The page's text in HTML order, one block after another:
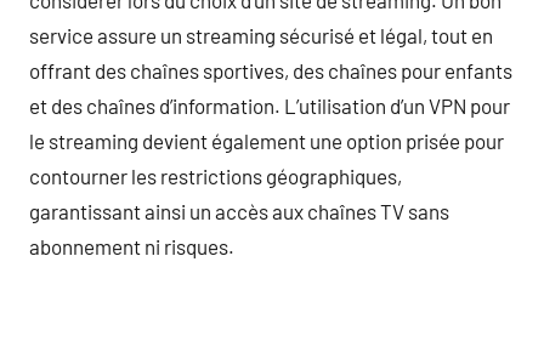
service assure un streaming sécurisé et légal, tout en
offrant des chaînes sportives, des chaînes pour enfants
et des chaînes d’information. L’utilisation d’un VPN pour
le streaming devient également une option prisée pour
contourner les restrictions géographiques,
garantissant ainsi un accès aux chaînes TV sans
abonnement ni risques.